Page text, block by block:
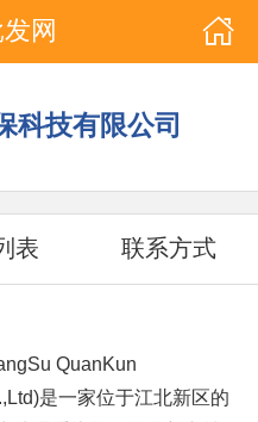
网
科技有限公司
表 联系方式
QuanKun
是一家位于江北新区的